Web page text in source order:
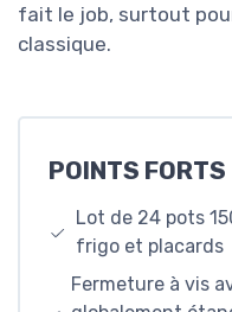
fait le job, surtout
classique.
POINTS FORTS
Lot de 24 pots
frigo et placards
Fermeture à vis